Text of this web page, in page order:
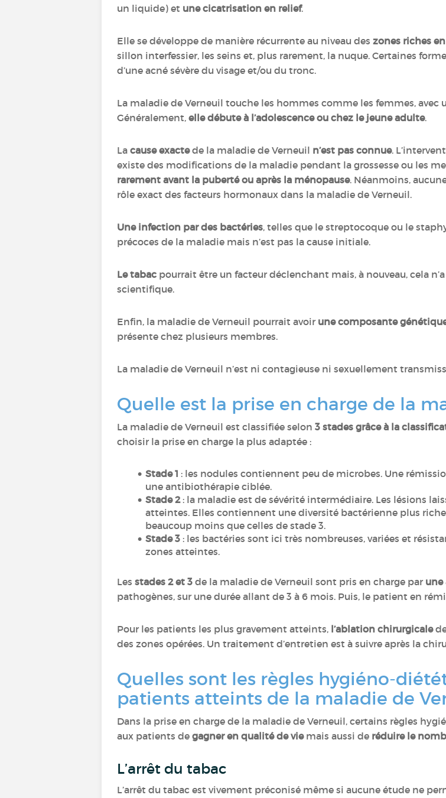
un liquide) et une cicatrisation en relief.
Elle se développe de manière récurrente au niveau des zones riches
sillon interfessier, les seins et, plus rarement, la nuque. Certaines
d’une acné sévère du visage et/ou du tronc.
La maladie de Verneuil touche les hommes comme les femmes, avec
Généralement, elle débute à l’adolescence ou chez le jeune adulte.
La cause exactede la maladie de Verneuil n’est pas connue.
existe des modifications de la maladie pendant la grossesse ou les
rarement avant la puberté ou après la ménopause. Néanmoins,
rôle exact des facteurs hormonaux dans la maladie de Verneuil.
Une infection par des bactéries, telles que le streptocoque ou le
précoces de la maladie mais n’est pas la cause initiale.
Le tabac pourrait être un facteur déclenchant mais, à nouveau, cela
scientifique.
Enfin, la maladie de Verneuil pourrait avoir une composante
présente chez plusieurs membres.
La maladie de Verneuil n’est ni contagieuse ni sexuellement
Quelle est la prise en charge de la
La maladie de Verneuil est classifiée selon 3 stades grâce à la
choisir la prise en charge la plus adaptée :
Stade 1 : les nodules contiennent peu de microbes. Une
une antibiothérapie ciblée.
Stade 2 : la maladie est de sévérité intermédiaire. Les lésions
atteintes. Elles contiennent une diversité bactérienne plus
beaucoup moins que celles de stade 3.
Stade 3 : les bactéries sont ici très nombreuses, variées et
zones atteintes.
Les stades 2 et 3 de la maladie de Verneuil sont pris en charge par
pathogènes, sur une durée allant de 3 à 6 mois. Puis, le patient en
Pour les patients les plus gravement atteints, l’ablation chirurgicale
des zones opérées. Un traitement d’entretien est à suivre après la
Quelles sont les règles hygiéno-
patients atteints de la maladie de
Dans la prise en charge de la maladie de Verneuil, certains règles
aux patients de gagner en qualité de viemais aussi de réduire le
L’arrêt du tabac
L’arrêt du tabac est vivement préconisé même si aucune étude ne